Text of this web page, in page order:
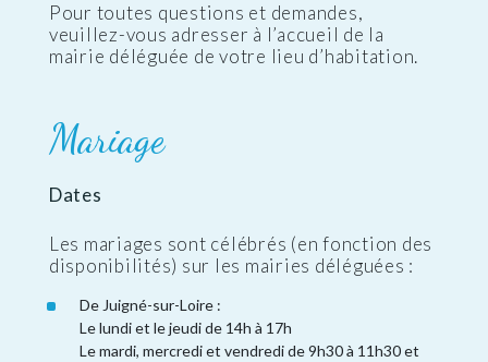
Pour toutes questions et demandes,
veuillez-vous adresser à l’accueil de la
mairie déléguée de votre lieu d’habitation.
Mariage
Dates
Les mariages sont célébrés (en fonction des
disponibilités) sur les mairies déléguées :
De Juigné-sur-Loire :
Le lundi et le jeudi de 14h à 17h
Le mardi, mercredi et vendredi de 9h30 à 11h30 et